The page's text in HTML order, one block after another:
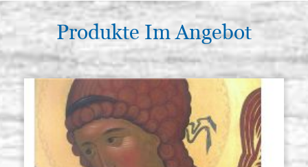
Produkte Im Angebot